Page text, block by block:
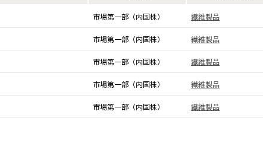
市場第一部（内国株） 繊維製品
市場第一部（内国株） 繊維製品
市場第一部（内国株） 繊維製品
市場第一部（内国株） 繊維製品
市場第一部（内国株） 繊維製品